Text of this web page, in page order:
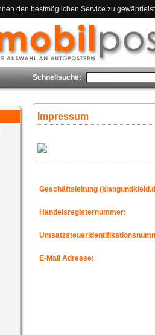
den bestmöglichen Service zu
Schnellsuche:
Impressum
Geschäftsleitung
Handelsregisternummer:
E-Mail Adresse: